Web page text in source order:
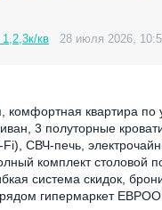
кв 28 июля 2026,
комфортная квартира по
3 полуторные
СВЧ-печь,
комплект столовой
система скидок,
гипермаркет